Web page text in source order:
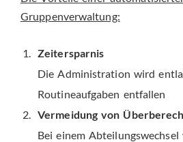
Gruppenverwaltung:
Zeitersparnis
Die Administration wird
Routineaufgaben entfallen
Vermeidung von
Bei einem